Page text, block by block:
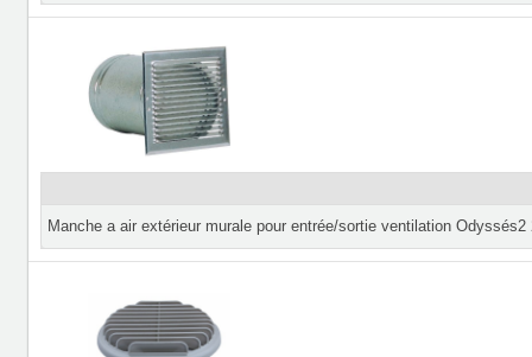
Manche a air extérieur murale pour entrée/sortie ventilation Odyssés2